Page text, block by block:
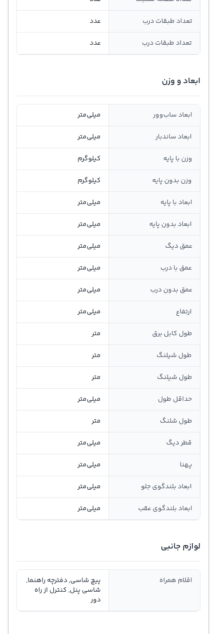
تعداد طبقات درب عدد
تعداد طبقات درب عدد
ابعاد و وزن
ابعاد ساب‌وور میلی‌متر
ابعاد ساندبار میلی‌متر
وزن با پایه کیلوگرم
وزن بدون پایه کیلوگرم
ابعاد با پایه میلی‌متر
ابعاد بدون پایه میلی‌متر
عمق دیگ میلی‌متر
عمق با درب میلی‌متر
عمق بدون درب میلی‌متر
ارتفاع میلی‌متر
طول کابل برق متر
طول شیلنگ متر
طول شیلنگ متر
حداقل طول میلی‌متر
طول شلنگ متر
قطر دیگ میلی‌متر
پهنا میلی‌متر
ابعاد بلندگوی جلو میلی‌متر
ابعاد بلندگوی عقب میلی‌متر
لوازم جانبی
اقلام همراه
پیچ شاسی, دفترچه راهنما,
شاسی پنل, کنترل از راه
دور